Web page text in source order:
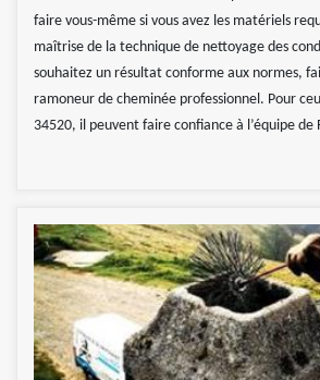
faire vous-même si vous avez les matériels
maîtrise de la technique de nettoyage des
souhaitez un résultat conforme aux normes,
ramoneur de cheminée professionnel. Pour
34520, il peuvent faire confiance à l’équipe de